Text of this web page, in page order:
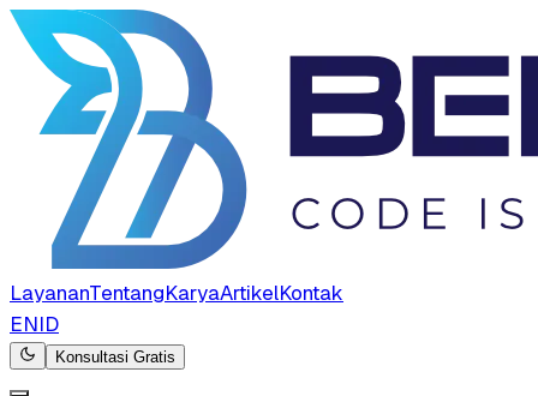
LayananTentangKaryaArtikelKontak
ENID
Konsultasi Gratis